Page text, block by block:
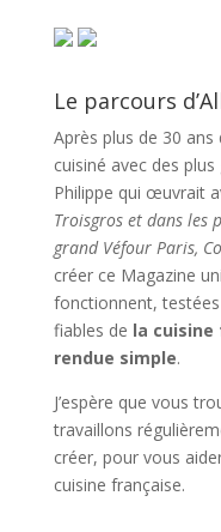
Le parcours
Après plus de 30
cuisiné avec des
Philippe qui œuvrait
Troisgros et dans les
grand Véfour Paris,
créer ce Magazine
fonctionnent,
fiables de la
rendue simple.
J’espère que vous
travaillons
créer, pour vous
cuisine française.